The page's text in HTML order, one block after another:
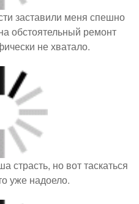
заставили меня спешно
обстоятельный ремонт
не хватало.
страсть, но вот таскаться
уже надоело.